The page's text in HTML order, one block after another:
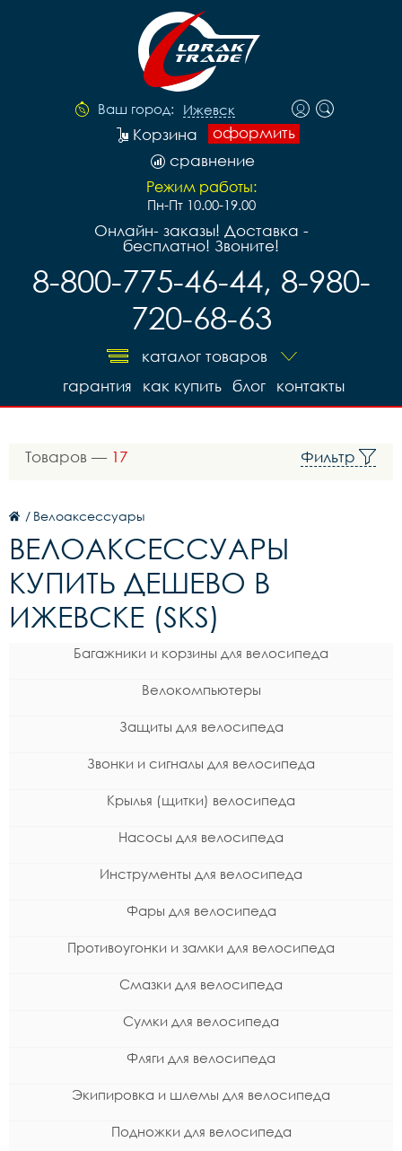
Ваш город: Ижевск
оформить
Корзина
сравнение
Режим работы:
Пн-Пт 10.00-19.00
Онлайн- заказы! Доставка -
бесплатно! Звоните!
8-800-775-46-44, 8-980-
720-68-63
каталог товаров
контакты
блог
как купить
гарантия
Товаров — 17 Фильтр
/ Велоаксессуары
ВЕЛОАКСЕССУАРЫ
КУПИТЬ ДЕШЕВО В
ИЖЕВСКЕ (SKS)
Багажники и корзины для велосипеда
Велокомпьютеры
Защиты для велосипеда
Звонки и сигналы для велосипеда
Крылья (щитки) велосипеда
Насосы для велосипеда
Инструменты для велосипеда
Фары для велосипеда
Противоугонки и замки для велосипеда
Смазки для велосипеда
Сумки для велосипеда
Фляги для велосипеда
Экипировка и шлемы для велосипеда
Подножки для велосипеда